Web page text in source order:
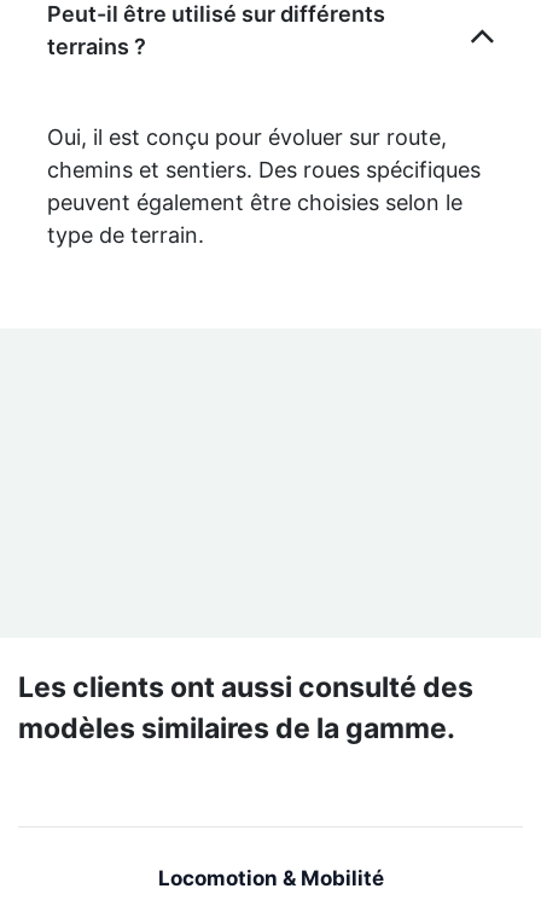
Peut-il être utilisé sur différents
terrains ?
Oui, il est conçu pour évoluer sur route,
chemins et sentiers. Des roues spécifiques
peuvent également être choisies selon le
type de terrain.
Les clients ont aussi consulté des
modèles similaires de la gamme.
Locomotion & Mobilité